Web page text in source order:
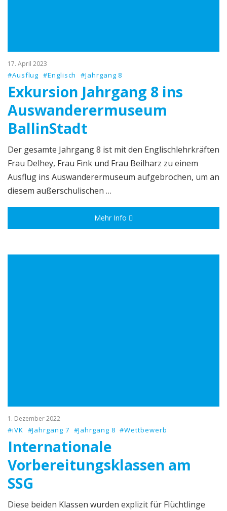
17. April 2023
#Ausflug #Englisch #Jahrgang 8
Exkursion Jahrgang 8 ins
Auswanderermuseum
BallinStadt
Der gesamte Jahrgang 8 ist mit den Englischlehrkräften
Frau Delhey, Frau Fink und Frau Beilharz zu einem
Ausflug ins Auswanderermuseum aufgebrochen, um an
diesem außerschulischen …
Mehr Info
1. Dezember 2022
#iVK #Jahrgang 7 #Jahrgang 8 #Wettbewerb
Internationale
Vorbereitungsklassen am
SSG
Diese beiden Klassen wurden explizit für Flüchtlinge